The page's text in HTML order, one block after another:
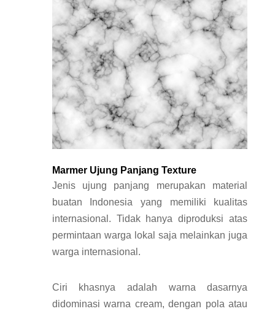
Marmer Ujung Panjang Texture
Jenis ujung panjang merupakan material
buatan Indonesia yang memiliki kualitas
internasional. Tidak hanya diproduksi atas
permintaan warga lokal saja melainkan juga
warga internasional.
Ciri khasnya adalah warna dasarnya
didominasi warna cream, dengan pola atau